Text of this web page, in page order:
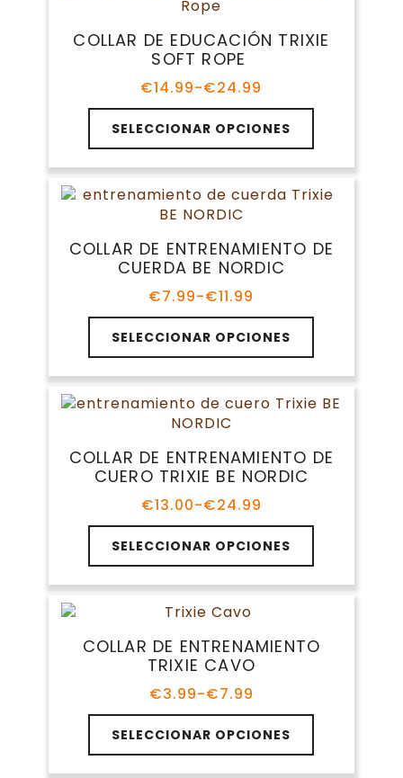
se
en
página
de
producto
COLLAR DE EDUCACIÓN TRIXIE
SOFT ROPE
€14.99-€24.99
Rango
de
precios:
desde
€14.99
hasta
€24.99
SELECCIONAR OPCIONES
Este
producto
tiene
múltiples
variantes.
se
pueden
en
página
de
producto
COLLAR DE ENTRENAMIENTO DE
CUERDA BE NORDIC
€7.99-€11.99
Rango
de
precios:
desde
€7.99
hasta
€11.99
SELECCIONAR OPCIONES
Este
producto
tiene
múltiples
variantes.
se
pueden
en
página
de
COLLAR DE ENTRENAMIENTO DE
CUERO TRIXIE BE NORDIC
€13.00-€24.99
Rango
de
precios:
desde
€13.00
hasta
€24.99
SELECCIONAR OPCIONES
Este
producto
tiene
múltiples
opciones
elegir
la
página
COLLAR DE ENTRENAMIENTO
TRIXIE CAVO
€3.99-€7.99
Rango
de
precios:
desde
€3.99
SELECCIONAR OPCIONES
Este
producto
tiene